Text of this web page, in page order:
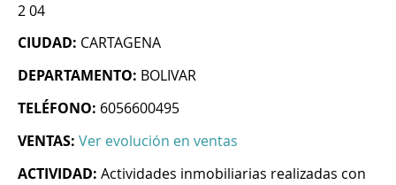
2 04
CIUDAD: CARTAGENA
DEPARTAMENTO: BOLIVAR
TELÉFONO: 6056600495
VENTAS: Ver evolución en ventas
ACTIVIDAD: Actividades inmobiliarias realizadas con